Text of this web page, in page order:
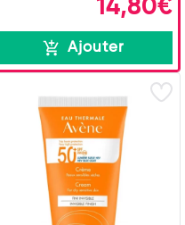
14,80€
Ajouter